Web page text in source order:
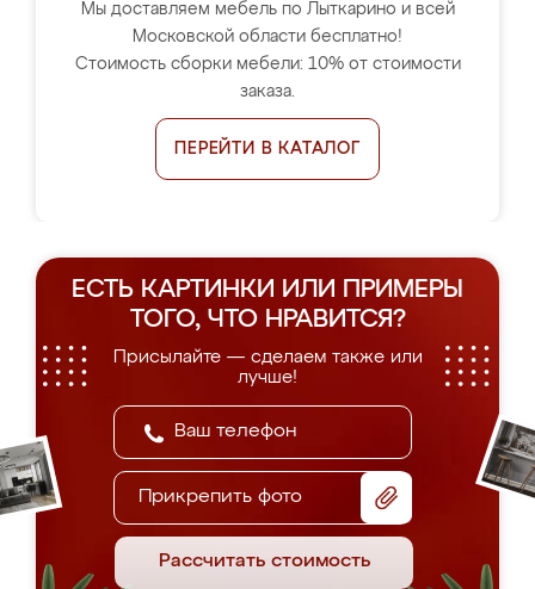
Мы доставляем мебель по Лыткарино и всей
Московской области бесплатно!
Стоимость сборки мебели: 10% от стоимости
заказа.
ПЕРЕЙТИ В КАТАЛОГ
ЕСТЬ КАРТИНКИ ИЛИ ПРИМЕРЫ
ТОГО, ЧТО НРАВИТСЯ?
Присылайте — сделаем также или
лучше!
Прикрепить фото
Рассчитать стоимость